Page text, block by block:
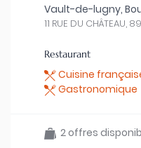
Vault-de-lugny,
11 RUE DU
Restaurant
Cuisine
Gastronomique
2 offres